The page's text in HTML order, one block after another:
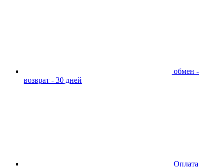
обмен -
возврат - 30 дней
Оплата